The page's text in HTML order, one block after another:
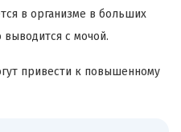
в организме в больших
выводится с мочой.
привести к повышенному